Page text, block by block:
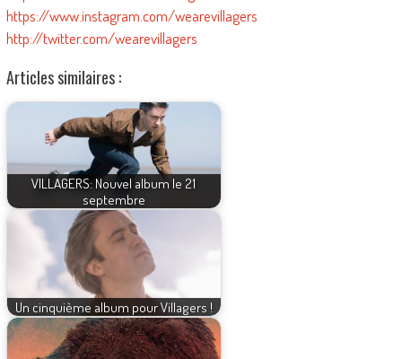
https://www.instagram.com/wearevillagers
http://twitter.com/wearevillagers
Articles similaires :
VILLAGERS: Nouvel album le 21
septembre
Un cinquième album pour Villagers !